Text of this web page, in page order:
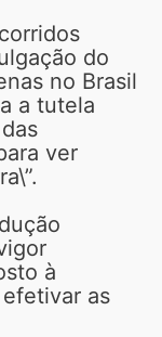
do
no Brasil
a tutela
ver
à
as